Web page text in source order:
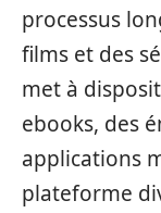
processus
films et des
met à
ebooks, des
applications
plateforme